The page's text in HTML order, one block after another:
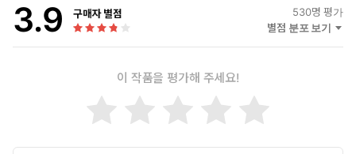
초연하고 담담한 은조의 목소리가 잔상처럼 떠돌았다. 태서는 욕
을 뱉으며 밖으로 뛰쳐 나갔다.
젖은 아스팔트 위에서 숨을 몰아쉰 태서가 손에 움켜 쥔 사진을
들어 올렸다. 이목구비가 또렷한 아이의 얼굴 위로 차가운 빗방
울이 무심히 내려 앉았다.
3.9 구매자 별점 530명 평가
별점 분포 보기
이 작품을 평가해 주세요!